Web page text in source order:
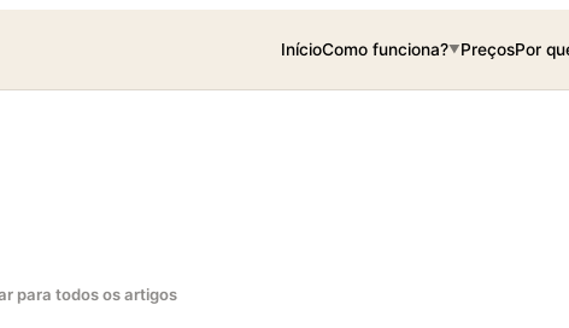
InícioComo funciona?▼PreçosPor
para todos os artigos